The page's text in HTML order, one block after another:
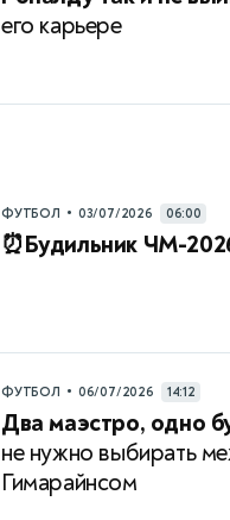
его карьере
ФУТБОЛ • 03/07/2026 06:00
⏰Будильник ЧМ-
ФУТБОЛ • 06/07/2026 14:12
Два маэстро, одно
не нужно выбирать
Гимарайнсом